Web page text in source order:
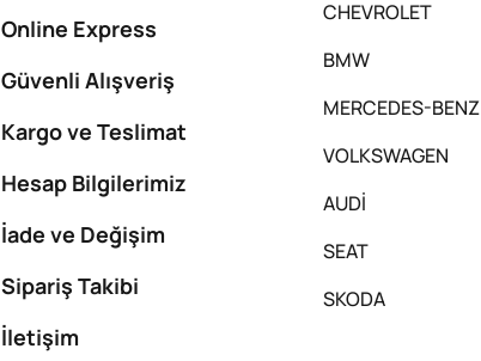
Online Express
Güvenli Alışveriş
Kargo ve Teslimat
Hesap Bilgilerimiz
İade ve Değişim
Sipariş Takibi
İletişim
CHEVROLET
BMW
MERCEDES-BENZ
VOLKSWAGEN
AUDİ
SEAT
SKODA